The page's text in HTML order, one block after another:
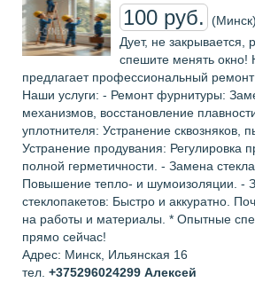
100 руб. (Минск)
Дует, не закрывается,
спешите менять окно!
предлагает профессиональный ремонт
Наши услуги: - Ремонт фурнитуры:
механизмов, восстановление
уплотнителя: Устранение сквозняков,
Устранение продувания: Регулировка
полной герметичности. - Замена
Повышение тепло- и шумоизоляции. -
стеклопакетов: Быстро и аккуратно.
на работы и материалы. * Опытные
прямо сейчас!
Адрес: Минск, Ильянская 16
тел. +375296024299 Алексей